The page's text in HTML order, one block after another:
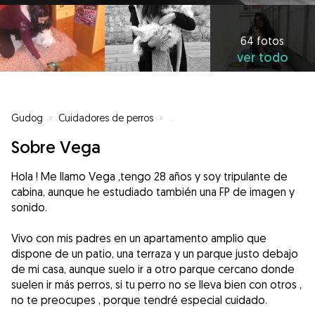
64 fotos
ver todo
Gudog » Cuidadores de perros »
Sobre Vega
Hola ! Me llamo Vega ,tengo 28 años y soy tripulante de
cabina, aunque he estudiado también una FP de imagen y
sonido.
Vivo con mis padres en un apartamento amplio que
dispone de un patio, una terraza y un parque justo debajo
de mi casa, aunque suelo ir a otro parque cercano donde
suelen ir más perros, si tu perro no se lleva bien con otros ,
no te preocupes , porque tendré especial cuidado.